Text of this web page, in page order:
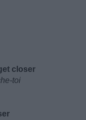
closer
toi